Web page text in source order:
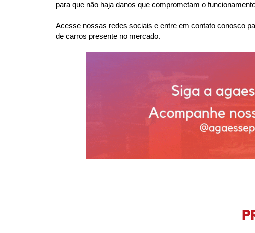
para que não haja danos que comprometam o
Acesse nossas redes sociais e entre em contato conosco
de carros presente no mercado.